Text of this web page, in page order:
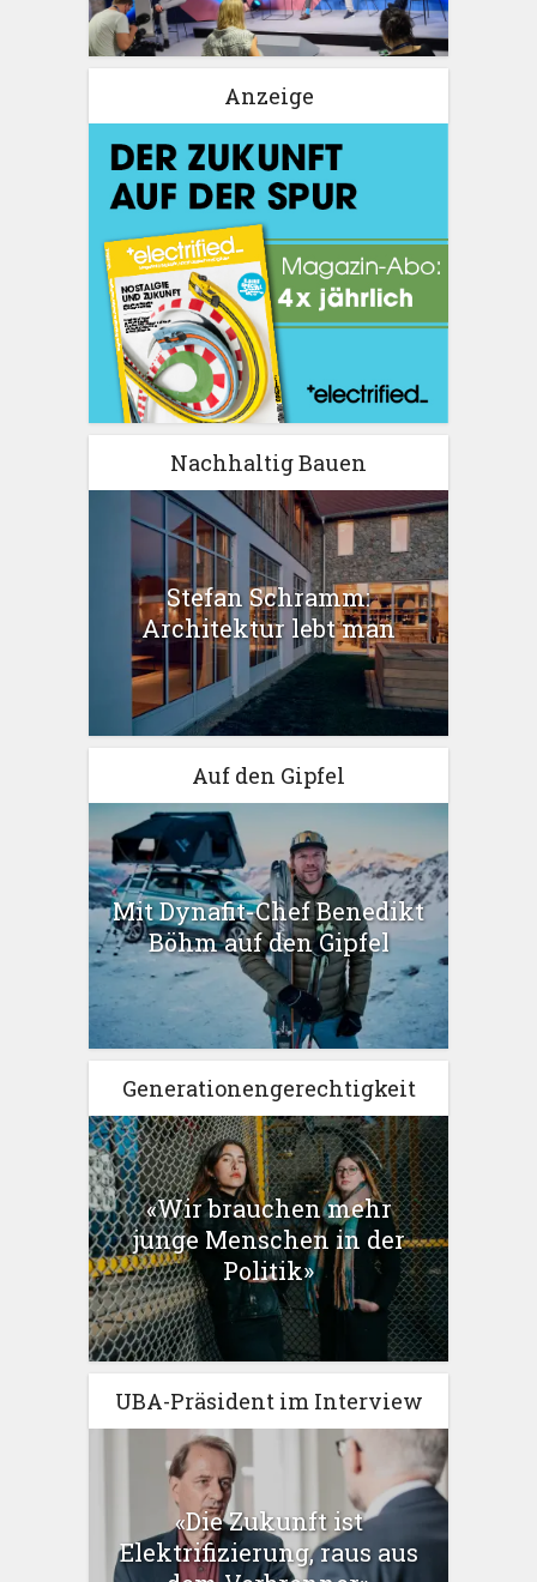
Anzeige
Nachhaltig Bauen
Stefan Schramm:
Architektur lebt man
Auf den Gipfel
Mit Dynafit-Chef Benedikt
Böhm auf den Gipfel
Generationengerechtigkeit
«Wir brauchen mehr
junge Menschen in der
Politik»
UBA-Präsident im Interview
«Die Zukunft ist
Elektrifizierung, raus aus